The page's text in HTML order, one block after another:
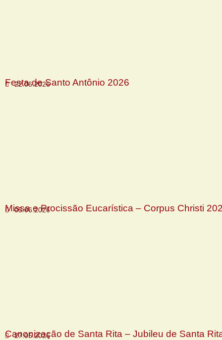
Festa de Santo Antônio 2026
22.06.2026
Missa e Procissão Eucarística – Corpus Christi
05.06.2026
Canonização de Santa Rita – Jubileu de Santa
27.05.2026